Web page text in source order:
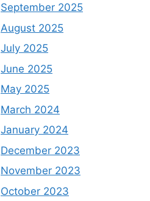
September 2025
August 2025
July 2025
June 2025
May 2025
March 2024
January 2024
December 2023
November 2023
October 2023